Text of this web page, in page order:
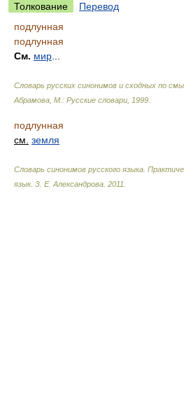
Толкование
Перевод
подлунная
подлунная
См. мир
Словарь русских синонимов и сходных по
Абрамова, М.: Русские словари 1999
подлунная
см. земля
Словарь синонимов русского языка.
язык. З. Е. Александрова 2011